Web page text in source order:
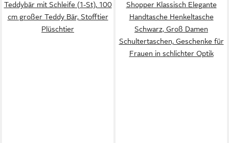
Teddybär mit Schleife (1-St), 100
cm großer Teddy Bär, Stofftier
Plüschtier
Shopper Klassisch Elegante
Handtasche Henkeltasche
Schwarz, Groß Damen
Schultertaschen, ​Geschenke für
Frauen in schlichter Optik